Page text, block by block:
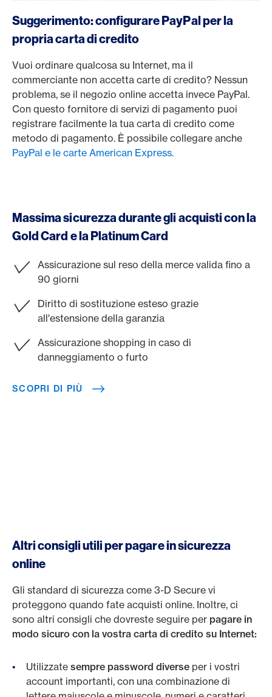
Suggerimento: configurare PayPal per la
propria carta di credito
Vuoi ordinare qualcosa su Internet, ma il
commerciante non accetta carte di credito? Nessun
problema, se il negozio online accetta invece PayPal.
Con questo fornitore di servizi di pagamento puoi
registrare facilmente la tua carta di credito come
metodo di pagamento. È possibile collegare anche
PayPal e le carte American Express.
Massima sicurezza durante gli acquisti con la
Gold Card e la Platinum Card
Assicurazione sul reso della merce valida fino a
90 giorni
Diritto di sostituzione esteso grazie
all'estensione della garanzia
Assicurazione shopping in caso di
danneggiamento o furto
SCOPRI DI PIÙ
Altri consigli utili per pagare in sicurezza
online
Gli standard di sicurezza come 3-D Secure vi
proteggono quando fate acquisti online. Inoltre, ci
sono altri consigli che dovreste seguire per pagare in
modo sicuro con la vostra carta di credito su Internet:
Utilizzate sempre password diverse per i vostri
account importanti, con una combinazione di